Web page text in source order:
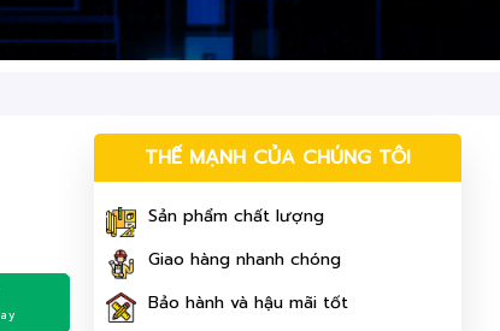
THẾ MẠNH CỦA CHÚNG TÔI
Sản phẩm chất lượng
Giao hàng nhanh chóng
Bảo hành và hậu mãi tốt